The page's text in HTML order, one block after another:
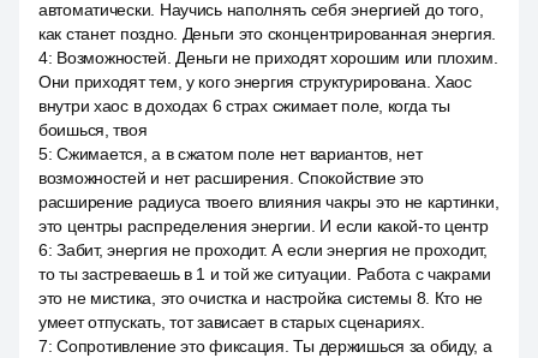
автоматически. Научись наполнять себя энергией до того,
как станет поздно. Деньги это сконцентрированная энергия.
4: Возможностей. Деньги не приходят хорошим или плохим.
Они приходят тем, у кого энергия структурирована. Хаос
внутри хаос в доходах 6 страх сжимает поле, когда ты
боишься, твоя
5:Сжимается, а в сжатом поле нет вариантов, нет
возможностей и нет расширения. Спокойствие это
расширение радиуса твоего влияния чакры это не картинки,
это центры распределения энергии. И если какой-то центр
6:Забит, энергия не проходит. А если энергия не проходит,
то ты застреваешь в 1 и той же ситуации. Работа с чакрами
это не мистика, это очистка и настройка системы 8. Кто не
умеет отпускать, тот зависает в старых сценариях.
7:Сопротивление это фиксация. Ты держишься за обиду, а